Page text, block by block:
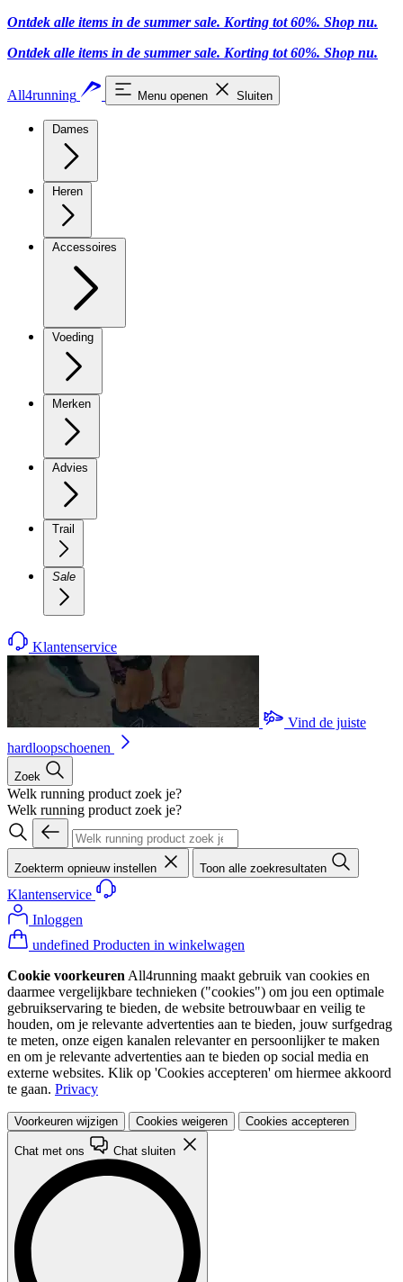
Ontdek alle items in de summer sale. Korting tot 60%. Shop nu.
Ontdek alle items in de summer sale. Korting tot 60%. Shop nu.
All4running Menu openen Sluiten
Dames
Heren
Accessoires
Voeding
Merken
Advies
Trail
Sale
Klantenservice
Vind de juiste
hardloopschoenen
Zoek
Welk running product zoek je?
Welk running product zoek je?
Zoekterm opnieuw instellen Toon alle zoekresultaten
Klantenservice
Inloggen
undefined Producten in winkelwagen
Cookie voorkeuren All4running maakt gebruik van cookies en
daarmee vergelijkbare technieken ("cookies") om jou een optimale
gebruikservaring te bieden, de website betrouwbaar en veilig te
houden, om je relevante advertenties aan te bieden, jouw surfgedrag
te meten, onze eigen kanalen relevanter en persoonlijker te maken
en om je relevante advertenties aan te bieden op social media en
externe websites. Klik op 'Cookies accepteren' om hiermee akkoord
te gaan. Privacy
Voorkeuren wijzigen Cookies weigeren Cookies accepteren
Chat met ons Chat sluiten